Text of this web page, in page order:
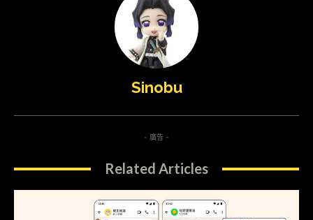
Sinobu
- 廣告 -
Related Articles